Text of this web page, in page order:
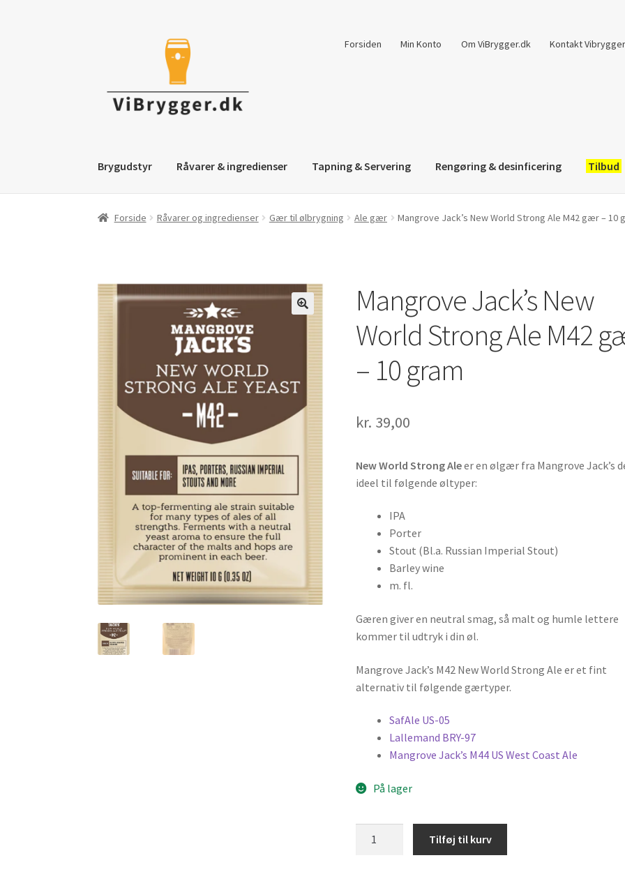
Forsiden Min Konto Om ViBrygger.dk Kontakt
Brygudstyr Råvarer & ingredienser Tapning & Servering Rengøring & desinficering Tilbud
Forside Råvarer og ingredienser Gær til ølbrygning Ale gær Mangrove Jack’s New World Strong Ale M42 gær – 10
Mangrove Jack’s New
World Strong Ale M42
– 10 gram
kr. 39,00
New World Strong Aleer en ølgær fra Mangrove Jack’s
ideel til følgende øltyper:
IPA
Porter
Stout (Bl.a. Russian Imperial Stout)
Barley wine
m. fl.
Gæren giver en neutral smag, så malt og humle lettere
kommer til udtryk i din øl.
Mangrove Jack’s M42 New World Strong Ale er et fint
alternativ til følgende gærtyper.
SafAle US-05
Lallemand BRY-97
Mangrove Jack’s M44 US West Coast Ale
På lager
Tilføj til kurv